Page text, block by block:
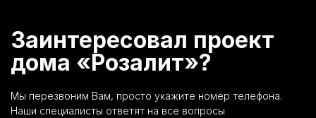
Заинтересовал проект
дома «Розалит»?
Мы перезвоним Вам, просто укажите номер телефона.
Наши специалисты ответят на все вопросы